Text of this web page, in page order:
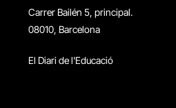
Carrer Bailén 5, principal.
08010, Barcelona
El Diari de l'Educació